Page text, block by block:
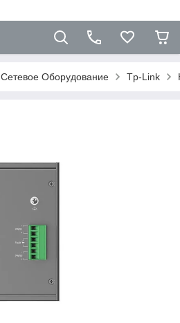
Сетевое Оборудование Tp-Link